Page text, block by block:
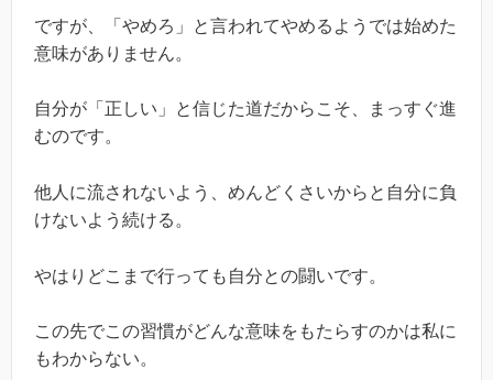
ですが、「やめろ」と言われてやめるようでは始めた
意味がありません。
自分が「正しい」と信じた道だからこそ、まっすぐ進
むのです。
他人に流されないよう、めんどくさいからと自分に負
けないよう続ける。
やはりどこまで行っても自分との闘いです。
この先でこの習慣がどんな意味をもたらすのかは私に
もわからない。